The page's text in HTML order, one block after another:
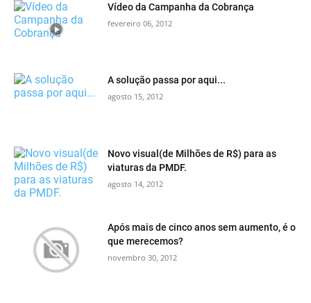
Vídeo da Campanha da Cobrança
fevereiro 06, 2012
A solução passa por aqui...
agosto 15, 2012
Novo visual(de Milhões de R$) para as
viaturas da PMDF.
agosto 14, 2012
Após mais de cinco anos sem aumento, é o
que merecemos?
novembro 30, 2012